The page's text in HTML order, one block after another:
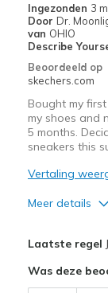
Casual Wear
Going Out
Special
Width
Sizing
Ingezonden 3
Door Dr.
van OHIO
Describe
Beoordeeld op
skechers.com
Bought my
my shoes and
5 months.
sneakers this
Vertaling
Meer details
Breathe Well
Laatste regel
Was deze